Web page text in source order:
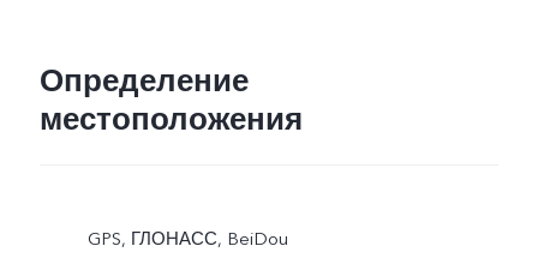
Определение
местоположения
GPS, ГЛОНАСС, BeiDou